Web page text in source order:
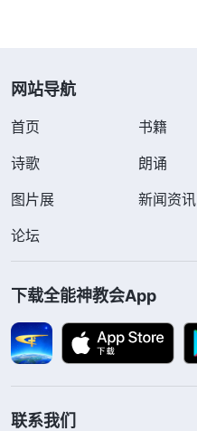
网站导航
首页 书籍
诗歌
朗诵
图片展
新闻资讯
论坛
下载全能神教会App
联系我们